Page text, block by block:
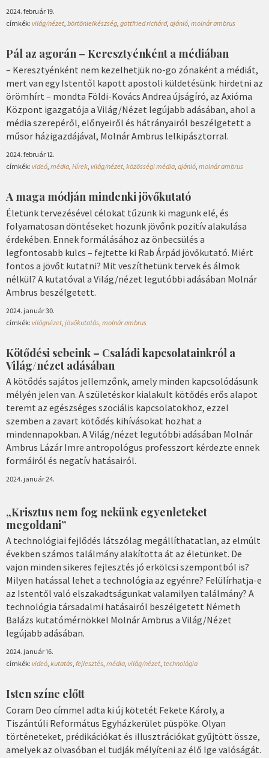
2024. február 19.
címkék: világ/nézet, börtönlelkészség, gottfried richárd, ajánló, molnár ambrus
Pál az agorán – Keresztyénként a médiában
– Keresztyénként nem kezelhetjük no-go zónaként a médiát,
mert van egy Istentől kapott apostoli küldetésünk: hirdetni az
örömhírt – mondta Földi-Kovács Andrea újságíró, az Axióma
Központ igazgatója a Világ/Nézet legújabb adásában, ahol a
média szerepéről, előnyeiről és hátrányairól beszélgetett a
műsor házigazdájával, Molnár Ambrus lelkipásztorral.
2024. február 12.
címkék: videó, média, Hírek, világ/nézet, közösségi média, ajánló, molnár ambrus
A maga módján mindenki jövőkutató
Életünk tervezésével célokat tűzünk ki magunk elé, és
folyamatosan döntéseket hozunk jövőnk pozitív alakulása
érdekében. Ennek formálásához az önbecsülés a
legfontosabb kulcs – fejtette ki Rab Árpád jövőkutató. Miért
fontos a jövőt kutatni? Mit veszíthetünk tervek és álmok
nélkül? A kutatóval a Világ/nézet legutóbbi adásában Molnár
Ambrus beszélgetett.
2024. január 30.
címkék: világnézet jövőkutatás molnár ambrus
Kötődési sebeink – Családi kapcsolatainkról a
Világ/nézet adásában
A kötődés sajátos jellemzőnk, amely minden kapcsolódásunk
mélyén jelen van. A születéskor kialakult kötődés erős alapot
teremt az egészséges szociális kapcsolatokhoz, ezzel
szemben a zavart kötődés kihívásokat hozhat a
mindennapokban. A Világ/nézet legutóbbi adásában Molnár
Ambrus Lázár Imre antropológus professzort kérdezte ennek
formáiról és negatív hatásairól.
2024. január 24.
„Krisztus nem fog nekünk egyenleteket
megoldani”
A technológiai fejlődés látszólag megállíthatatlan, az elmúlt
években számos találmány alakította át az életünket. De
vajon minden sikeres fejlesztés jó erkölcsi szempontból is?
Milyen hatással lehet a technológia az egyénre? Felülírhatja-e
az Istentől való elszakadtságunkat valamilyen találmány? A
technológia társadalmi hatásairól beszélgetett Németh
Balázs kutatómérnökkel Molnár Ambrus a Világ/Nézet
legújabb adásában.
2024. január 16.
címkék: videó, kutatás, fejlesztés, média, világ/nézet, technológia
Isten színe előtt
Coram Deo címmel adta ki új kötetét Fekete Károly, a
Tiszántúli Református Egyházkerület püspöke. Olyan
történeteket, prédikációkat és illusztrációkat gyűjtött össze,
amelyek az olvasóban el tudják mélyíteni az élő Ige valóságát.